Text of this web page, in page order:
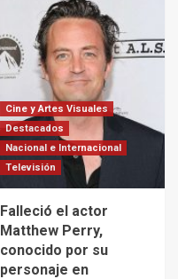
Cine y Artes Visuales
Destacados
Nacional e Internacional
Televisión
Falleció el actor
Matthew Perry,
conocido por su
personaje en